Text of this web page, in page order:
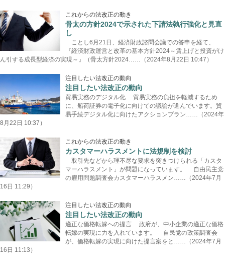
これからの法改正の動き
骨太の方針2024で示された下請法執行強化と見直
し
ことし6月21日、経済財政諮問会議での答申を経て、
『経済財政運営と改革の基本方針2024～賃上げと投資がけ
ん引する成長型経済の実現～』（骨太方針2024……（2024年8月22日 10:47）
注目したい法改正の動向
注目したい法改正の動向
貿易実務のデジタル化 貿易実務の負担を軽減するため
に、船荷証券の電子化に向けての議論が進んでいます。貿
易手続デジタル化に向けたアクションプラン……（2024年
8月22日 10:37）
これからの法改正の動き
カスタマーハラスメントに法規制を検討
取引先などから理不尽な要求を突きつけられる「カスタ
マーハラスメント」が問題になっています。 自由民主党
の雇用問題調査会カスタマーハラスメン……（2024年7月
16日 11:29）
注目したい法改正の動向
注目したい法改正の動向
適正な価格転嫁への提言 政府が、中小企業の適正な価格
転嫁の実現に力を入れています。 自民党の政策調査会
が、価格転嫁の実現に向けた提言案をと……（2024年7月
16日 11:13）